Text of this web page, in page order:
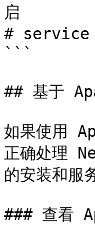
启
# service
```
## 基于
如果使用
正确处理
的安装和服
### 查看